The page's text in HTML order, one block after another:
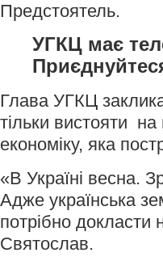
Предстоятель.
УГКЦ має
Глава УГКЦ
тільки вистояти
економіку, яка
«В Україні весна.
Адже українська
потрібно докласти
Святослав.